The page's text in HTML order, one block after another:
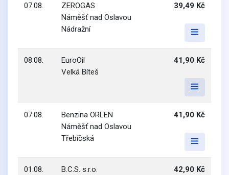
07.08.
ZEROGAS
Náměšť nad Oslavou
Nádražní
39,49 Kč
08.08.
EuroOil
Velká Bíteš
41,90 Kč
07.08.
Benzina ORLEN
Náměšť nad Oslavou
Třebíčská
41,90 Kč
01.08.
B.C.S. s.r.o.
42,90 Kč